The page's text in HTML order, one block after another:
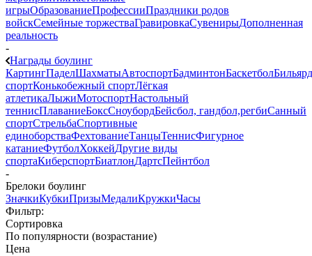
игрыОбразованиеПрофессииПраздники родов
войскСемейные торжестваГравировкаСувенирыДополненная
реальность
-
Награды боулинг
КартингПаделШахматыАвтоспортБадминтонБаскетболБильярд
спортКонькобежный спортЛёгкая
атлетикаЛыжиМотоспортНастольный
теннисПлаваниеБоксСноубордБейсбол, гандбол,регбиСанный
спортСтрельбаСпортивные
единоборстваФехтованиеТанцыТеннисФигурное
катаниеФутболХоккейДругие виды
спортаКиберспортБиатлонДартсПейнтбол
-
Брелоки боулинг
ЗначкиКубкиПризыМедалиКружкиЧасы
Фильтр:
Сортировка
По популярности (возрастание)
Цена